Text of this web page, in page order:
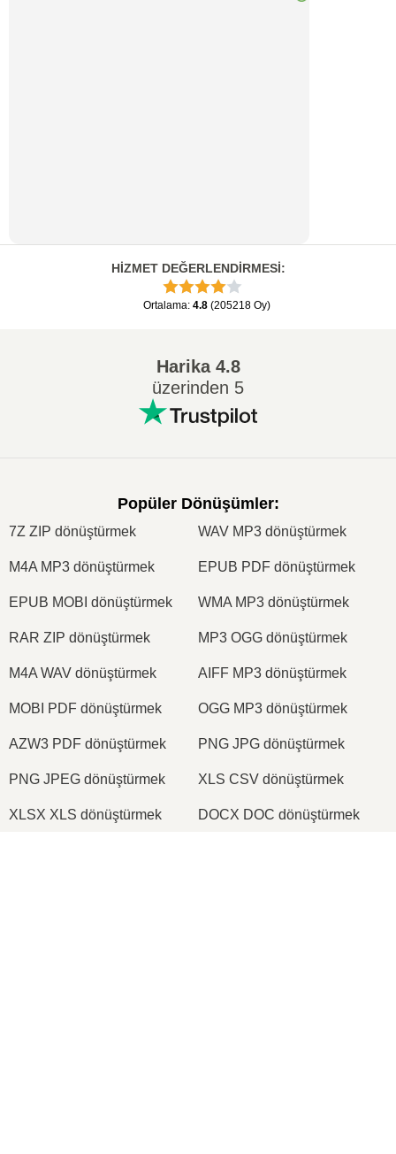
HİZMET DEĞERLENDİRMESİ:
Ortalama: 4.8 (205218 Oy)
Harika4.8
üzerinden 5
Popüler Dönüşümler:
7Z ZIP dönüştürmek WAV MP3 dönüştürmek
M4A MP3 dönüştürmek EPUB PDF dönüştürmek
EPUB MOBI dönüştürmek WMA MP3 dönüştürmek
RAR ZIP dönüştürmek MP3 OGG dönüştürmek
M4A WAV dönüştürmek AIFF MP3 dönüştürmek
MOBI PDF dönüştürmek OGG MP3 dönüştürmek
AZW3 PDF dönüştürmek PNG JPG dönüştürmek
PNG JPEG dönüştürmek XLS CSV dönüştürmek
XLSX XLS dönüştürmek DOCX DOC dönüştürmek